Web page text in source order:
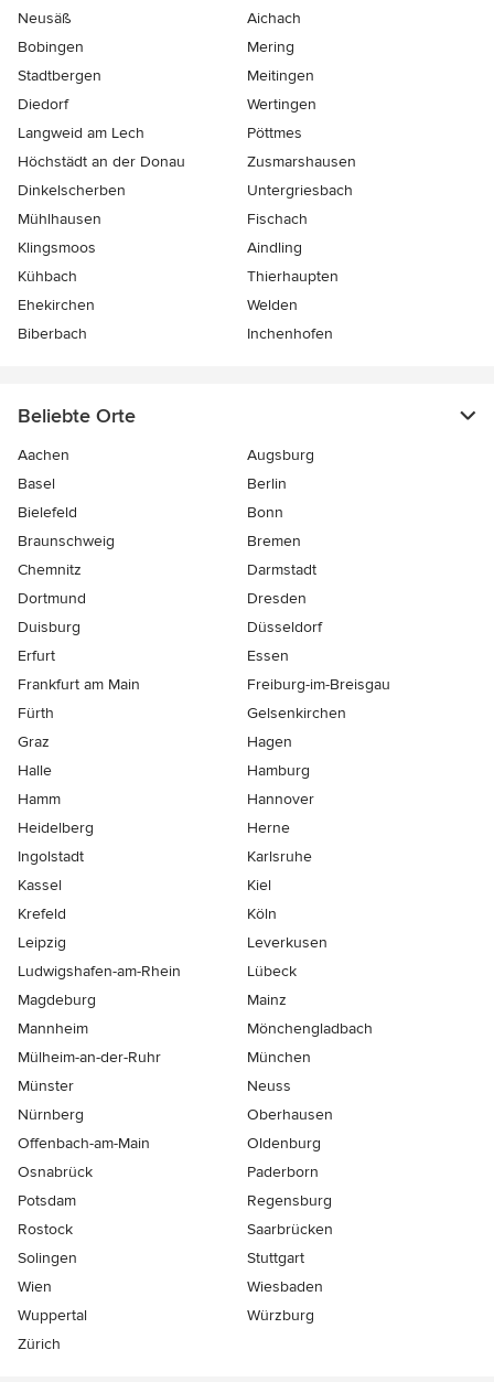
Neusäß
Aichach
Bobingen
Mering
Stadtbergen
Meitingen
Diedorf
Wertingen
Langweid am Lech
Pöttmes
Höchstädt an der Donau
Zusmarshausen
Dinkelscherben
Untergriesbach
Mühlhausen
Fischach
Klingsmoos
Aindling
Kühbach
Thierhaupten
Ehekirchen
Welden
Biberbach
Inchenhofen
Beliebte Orte
Aachen
Augsburg
Basel
Berlin
Bielefeld
Bonn
Braunschweig
Bremen
Chemnitz
Darmstadt
Dortmund
Dresden
Duisburg
Düsseldorf
Erfurt
Essen
Frankfurt am Main
Freiburg-im-Breisgau
Fürth
Gelsenkirchen
Graz
Hagen
Halle
Hamburg
Hamm
Hannover
Heidelberg
Herne
Ingolstadt
Karlsruhe
Kassel
Kiel
Krefeld
Köln
Leipzig
Leverkusen
Ludwigshafen-am-Rhein
Lübeck
Magdeburg
Mainz
Mannheim
Mönchen­gladbach
Mülheim-an-der-Ruhr
München
Münster
Neuss
Nürnberg
Oberhausen
Offenbach-am-Main
Oldenburg
Osnabrück
Paderborn
Potsdam
Regensburg
Rostock
Saarbrücken
Solingen
Stuttgart
Wien
Wiesbaden
Wuppertal
Würzburg
Zürich